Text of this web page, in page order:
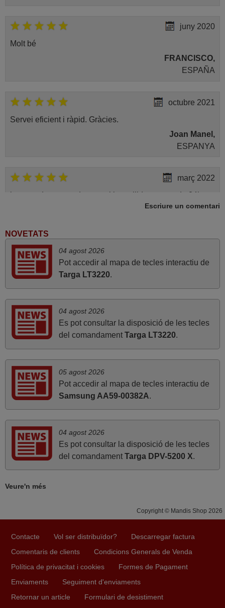
juny 2020
Molt bé
FRANCISCO,
ESPAÑA
octubre 2021
Servei eficient i ràpid. Gràcies.
Joan Manel,
ESPANYA
març 2022
bona tarda, comanda, servei i recollida, menys de 24h.
impecable, bona feina, felicitats. salutacions,
abril 2020
Daniel,
perfecte¡
ESPANYA
Encara no ho l'he provat, però només per la precición i
amplitud de la informació que faciliten ja he de felicitar-
los. Això és treballar bé Lluís
Luis,
Escriure un comentari
NOVETATS
04 agost 2026
Pot accedir al mapa de tecles interactiu de
Targa LT3220.
04 agost 2026
Es pot consultar la disposició de les tecles
del comandamentTarga LT3220.
05 agost 2026
Pot accedir al mapa de tecles interactiu de
Samsung AA59-00382A.
04 agost 2026
Es pot consultar la disposició de les tecles
del comandament Targa DPV-5200 X.
Veure'n més
Copyright © Mandis Shop 2026
Contacte Vol ser distribuïdor?
Descarregar factura
Comentaris de clients
Condicions Generals de Venda
Política de privacitat i cookies
Formes de Pagament
Enviaments
Seguiment d'enviaments
Retornar un article
Formulari de desistiment